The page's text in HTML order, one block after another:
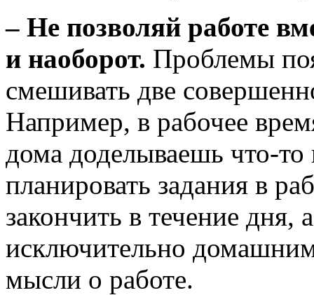
– Не позволяй работе
и наоборот. Проблемы
смешивать две
Например, в рабочее
дома доделываешь что-
планировать задания в
закончить в течение дня,
исключительно
мысли о работе.